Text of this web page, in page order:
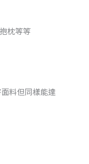
枕等等
料但同樣能達